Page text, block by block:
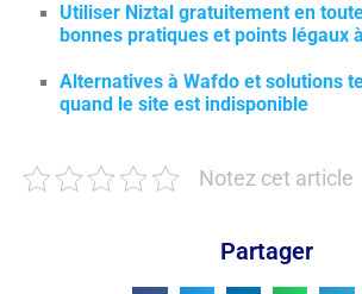
Utiliser Niztal gratuitement en
bonnes pratiques et points légaux
Alternatives à Wafdo et solutions
quand le site est indisponible
Notez cet article
Partager